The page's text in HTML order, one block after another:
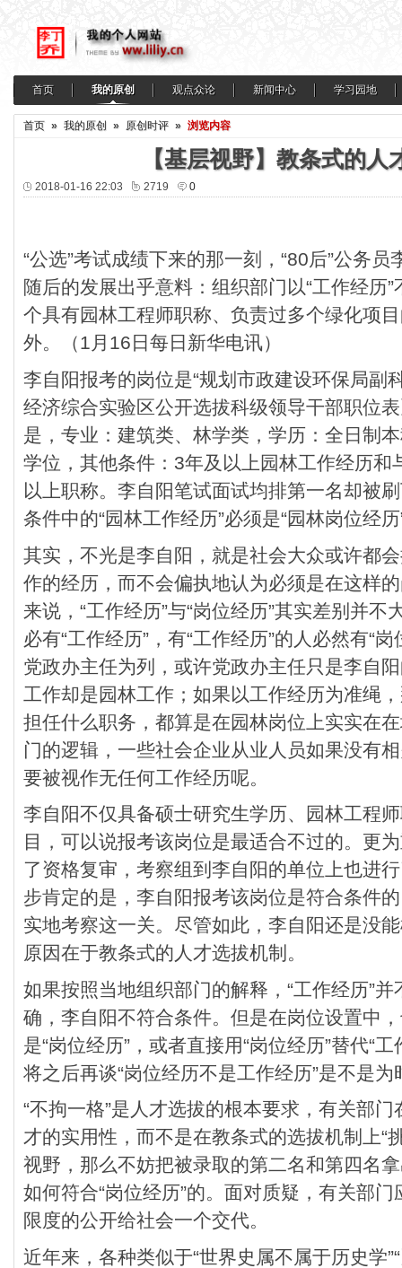
首页 我的原创 观点众论 新闻中心 学习园地
首页 » 我的原创 » 原创时评 » 浏览内容
【基层视野】教条式的人
2018-01-16 22:03 2719 0
“公选”考试成绩下来的那一刻，“80后”公务员
随后的发展出乎意料：组织部门以“工作经历
个具有园林工程师职称、负责过多个绿化项
外。（1月16日每日新华电讯）
李自阳报考的岗位是“规划市政建设环保局副
经济综合实验区公开选拔科级领导干部职位
是，专业：建筑类、林学类，学历：全日制
学位，其他条件：3年及以上园林工作经历和
以上职称。李自阳笔试面试均排第一名却被
条件中的“园林工作经历”必须是“园林岗位经历
其实，不光是李自阳，就是社会大众或许都
作的经历，而不会偏执地认为必须是在这样
来说，“工作经历”与“岗位经历”其实差别并不
必有“工作经历”，有“工作经历”的人必然有“
党政办主任为列，或许党政办主任只是李自
工作却是园林工作；如果以工作经历为准绳
担任什么职务，都算是在园林岗位上实实在
门的逻辑，一些社会企业从业人员如果没有
要被视作无任何工作经历呢。
李自阳不仅具备硕士研究生学历、园林工程
目，可以说报考该岗位是最适合不过的。更
了资格复审，考察组到李自阳的单位上也进
步肯定的是，李自阳报考该岗位是符合条件
实地考察这一关。尽管如此，李自阳还是没
原因在于教条式的人才选拔机制。
如果按照当地组织部门的解释，“工作经历”并
确，李自阳不符合条件。但是在岗位设置中
是“岗位经历”，或者直接用“岗位经历”替代“
将之后再谈“岗位经历不是工作经历”是不是为
“不拘一格”是人才选拔的根本要求，有关部
才的实用性，而不是在教条式的选拔机制上“
视野，那么不妨把被录取的第二名和第四名
如何符合“岗位经历”的。面对质疑，有关部
限度的公开给社会一个交代。
近年来，各种类似于“世界史属不属于历史学